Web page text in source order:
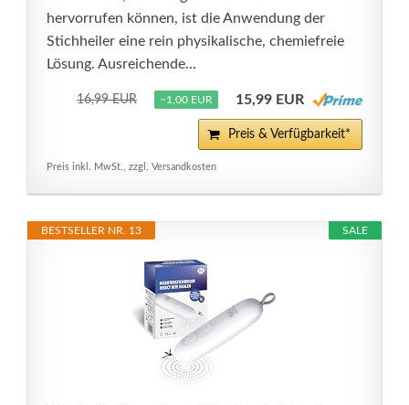
hervorrufen können, ist die Anwendung der
Stichheiler eine rein physikalische, chemiefreie
Lösung. Ausreichende...
16,99 EUR −1,00 EUR 15,99 EUR
Preis & Verfügbarkeit*
Preis inkl. MwSt., zzgl. Versandkosten
SALE
BESTSELLER NR. 13